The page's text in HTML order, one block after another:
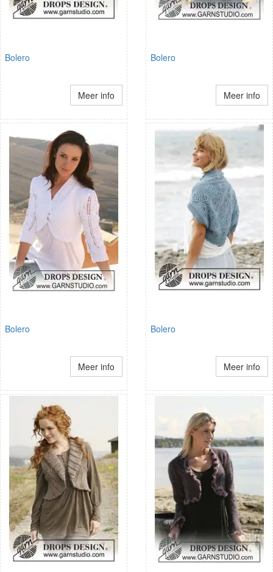
Bolero
Meer info
Bolero
Meer info
Bolero
Meer info
Bolero
Meer info